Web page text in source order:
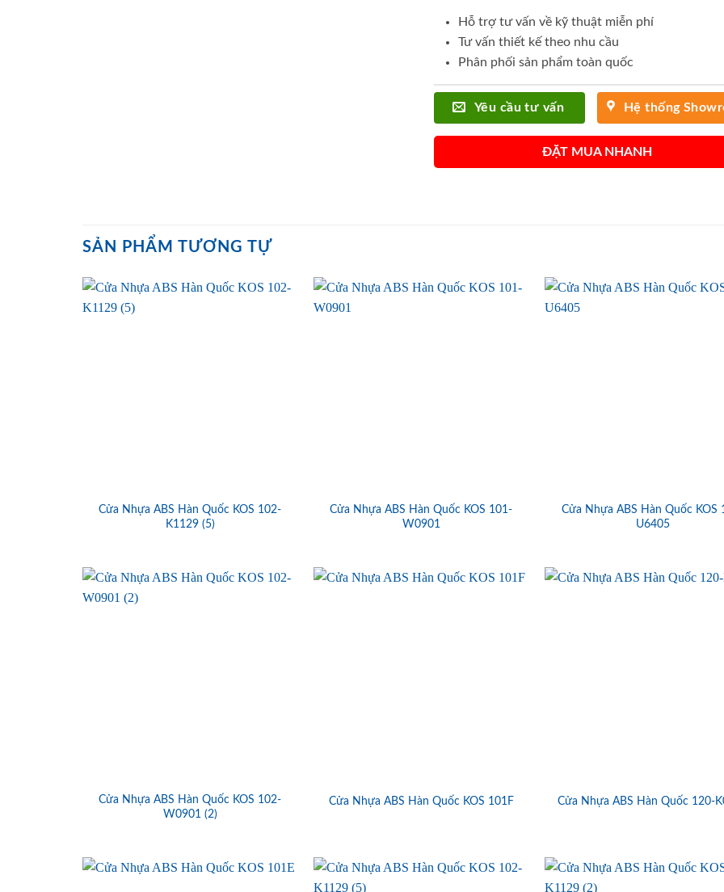
Hỗ trợ tư vấn về kỹ thuật miễn phí
Tư vấn thiết kế theo nhu cầu
Phân phối sản phẩm toàn quốc
Yêu cầu tư vấn Hệ thống
ĐẶT MUA NHANH
SẢN PHẨM TƯƠNG TỰ
Cửa Nhựa ABS Hàn Quốc KOS 102-
K1129 (5)
Cửa Nhựa ABS Hàn Quốc KOS 101-
W0901
Cửa Nhựa ABS Hàn Quốc KOS
U6405
Cửa Nhựa ABS Hàn Quốc KOS 102-
W0901 (2)
Cửa Nhựa ABS Hàn Quốc KOS 101F Cửa Nhựa ABS Hàn Quốc 120-